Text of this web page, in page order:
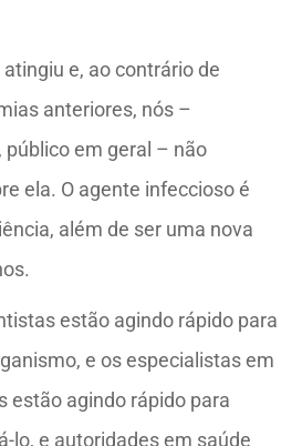
e, ao contrário de
anteriores, nós –
em geral – não
ela. O agente infeccioso é
além de ser uma nova
estão agindo rápido para
e os especialistas em
estão agindo rápido para
lo, e autoridades em saúde